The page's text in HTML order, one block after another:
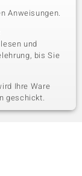
Anweisungen.
und
bis Sie
Ihre Ware
geschickt.